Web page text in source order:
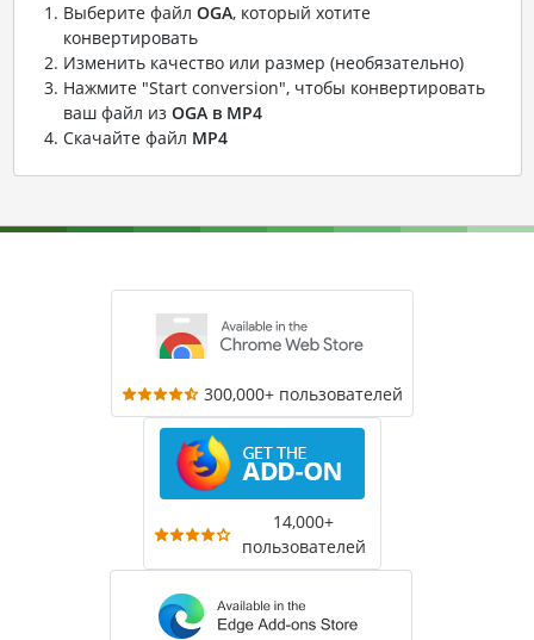
Выберите файл OGA, который хотите
конвертировать
Изменить качество или размер (необязательно)
Нажмите "Start conversion", чтобы конвертировать
ваш файл из OGA в MP4
Скачайте файл MP4
300,000+ пользователей
14,000+
пользователей